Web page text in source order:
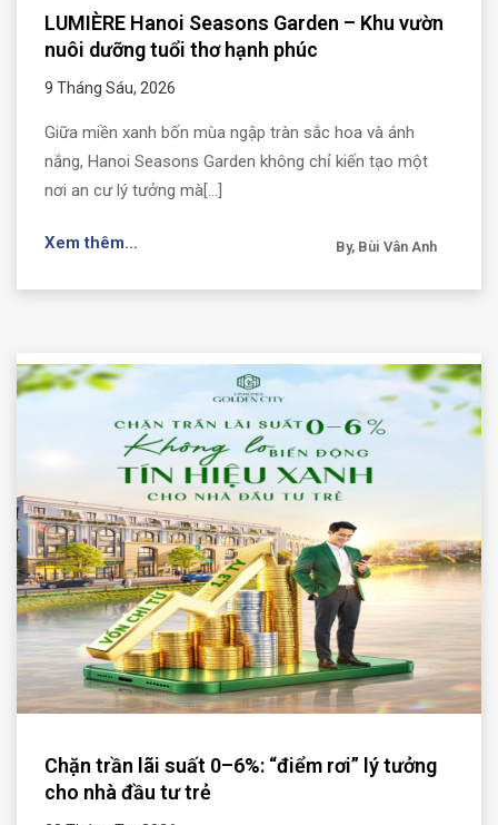
LUMIÈRE Hanoi Seasons Garden – Khu vườn
nuôi dưỡng tuổi thơ hạnh phúc
9 Tháng Sáu, 2026
Giữa miền xanh bốn mùa ngập tràn sắc hoa và ánh
nắng, Hanoi Seasons Garden không chỉ kiến tạo một
nơi an cư lý tưởng mà[...]
Xem thêm... By, Bùi Vân Anh
Chặn trần lãi suất 0–6%: “điểm rơi” lý tưởng
cho nhà đầu tư trẻ